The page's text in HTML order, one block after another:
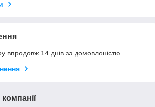
впродовж 14 днів за домовленістю